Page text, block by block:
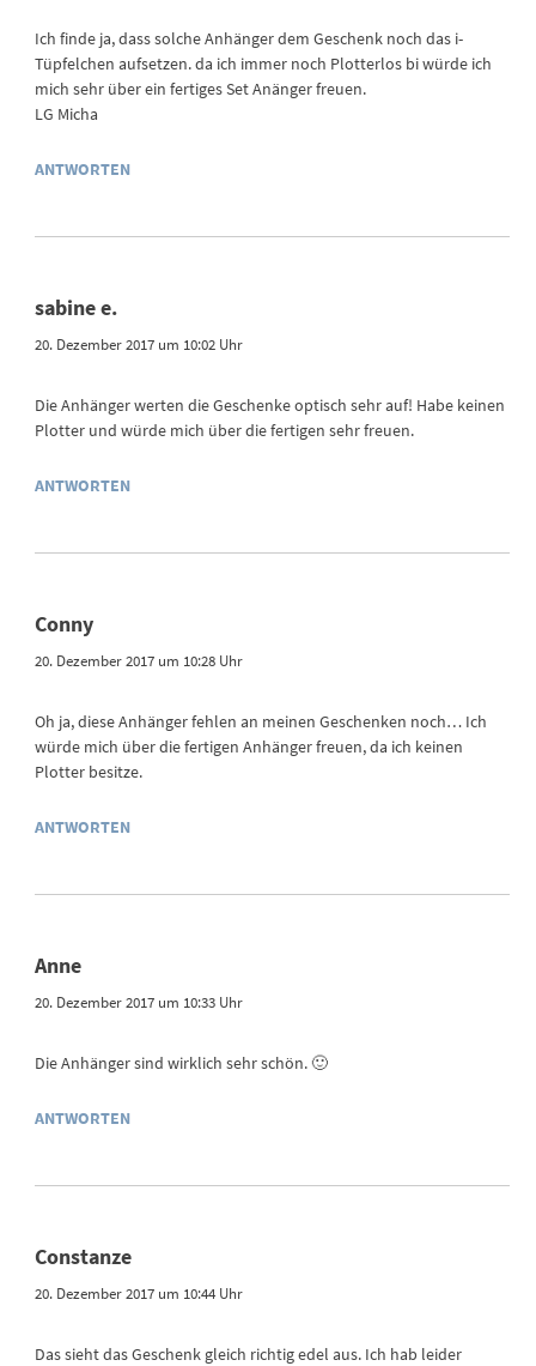
Ich finde ja, dass solche Anhänger dem Geschenk noch das i-
Tüpfelchen aufsetzen. da ich immer noch Plotterlos bi würde ich
mich sehr über ein fertiges Set Anänger freuen.
LG Micha
ANTWORTEN
sabine e.
20. Dezember 2017 um 10:02 Uhr
Die Anhänger werten die Geschenke optisch sehr auf! Habe keinen
Plotter und würde mich über die fertigen sehr freuen.
ANTWORTEN
Conny
20. Dezember 2017 um 10:28 Uhr
Oh ja, diese Anhänger fehlen an meinen Geschenken noch… Ich
würde mich über die fertigen Anhänger freuen, da ich keinen
Plotter besitze.
ANTWORTEN
Anne
20. Dezember 2017 um 10:33 Uhr
Die Anhänger sind wirklich sehr schön. 🙂
ANTWORTEN
Constanze
20. Dezember 2017 um 10:44 Uhr
Das sieht das Geschenk gleich richtig edel aus. Ich hab leider